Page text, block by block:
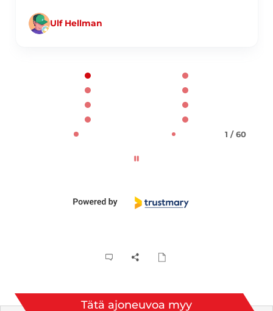
Ulf Hellman
1 / 60
Tätä ajoneuvoa myy